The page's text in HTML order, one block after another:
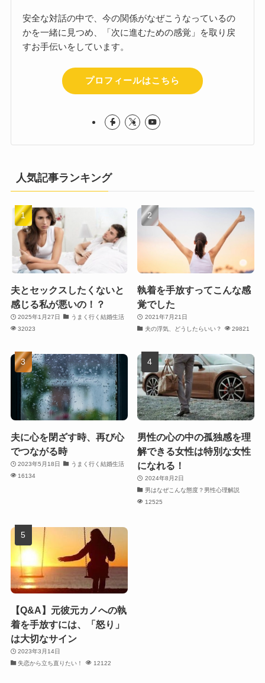
安全な対話の中で、今の関係がなぜこうなっているの
かを一緒に見つめ、「次に進むための感覚」を取り戻
すお手伝いをしています。
プロフィールはこちら
人気記事ランキング
夫とセックスしたくないと
感じる私が悪いの！？
2025年1月27日
うまく行く結婚生活
32023
執着を手放すってこんな感
覚でした
2021年7月21日
夫の浮気、どうしたらいい？
29821
夫に心を閉ざす時、再び心
でつながる時
2023年5月18日
うまく行く結婚生活
16134
男性の心の中の孤独感を理
解できる女性は特別な女性
になれる！
2024年8月2日
男はなぜこんな態度？男性心理解説
12525
【Q&A】元彼元カノへの執
着を手放すには、「怒り」
は大切なサイン
2023年3月14日
失恋から立ち直りたい！
12122